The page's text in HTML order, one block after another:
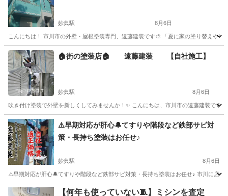
妙典駅 8月6日
こんにちは！ 市川市の外壁・屋根塗装専門、遠藤建装です🎨 「夏に家の塗り替えや
千葉 市川市 妙典駅 その他 外壁
🏠街の塗装店🏠 遠藤建装 【自社施工】
妙典駅 8月6日
吹き付け塗装で外壁を新しくしてみませんか！✨ こんにちは、市川市の遠藤建装で
千葉 市川市 妙典駅 その他 外壁
⚠️早期対応が肝心🔔てすりや階段など鉄部サビ対
策・長持ち塗装はお任せ♪
妙典駅 8月6日
⚠️早期対応が肝心🔔てすりや階段など鉄部サビ対策・長持ち塗装はお任せ♪ 市川に店
千葉 市川市 妙典駅 リフォーム 防水工事
【何年も使っていない🧵】ミシンを査定